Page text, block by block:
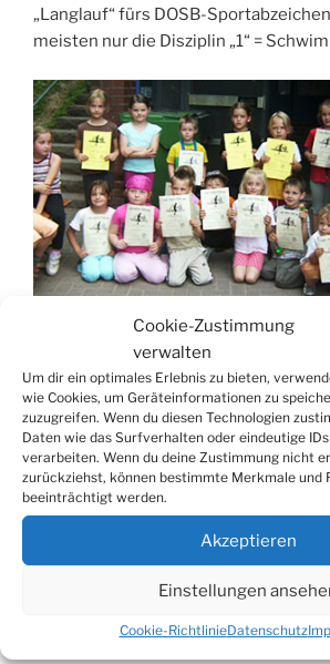
Cookie-Zustimmung
verwalten
Um dir ein optimales Erlebnis zu bieten,
wie Cookies, um Geräteinformationen zu
zuzugreifen. Wenn du diesen Technologien
Daten wie das Surfverhalten oder eindeutige
verarbeiten. Wenn du deine Zustimmung nicht
zurückziehst, können bestimmte Merkmale und
beeinträchtigt werden.
Akzeptieren
Einstellungen
Cookie-RichtlinieDatenschutz
„Langlauf“ fürs DOSB-
meisten nur die Disziplin „1“ =
Der Nachwuchs, die „Zwerge“ (2 bis 3
„Riesen“ (4 bis 5 Jahre), versuchte
Zeit ebenfalls mit viel Erfolg an den
„Weitsprung“, „Schlagballwurf“ und
Sportabzeichens.
Über 30 TuS-interne-Urkunden für
Teilnahme am Sommerfest konnte der
Abteilungsleiter – Klaus Kleinjung –
unsere Jüngsten verteilen. In der
Jung und Alt Unterhaltung angesagt.